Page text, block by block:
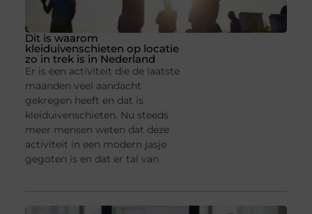
Dit is waarom
kleiduivenschieten op locatie
zo in trek is in Nederland
Er is een activiteit die de laatste
maanden veel aandacht
gekregen heeft en dat is
kleiduivenschieten. Nu steeds
meer mensen weten dat deze
activiteit in een modern jasje
gegoten is en dat er tal van